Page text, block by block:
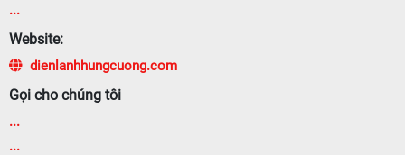
...
Website:
dienlanhhungcuong.com
Gọi cho chúng tôi
...
...